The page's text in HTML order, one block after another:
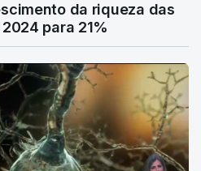
da riqueza das
para 21%